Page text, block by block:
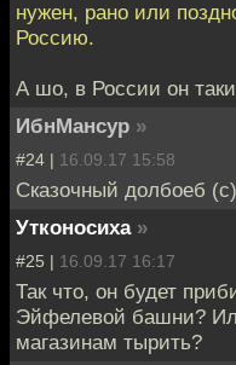
нужен, рано или
Россию.
А шо, в России он
ИбнМансур »
#24 | 16.09.17 15:58
Сказочный долбоеб (с)
Утконосиха »
#25 | 16.09.17 16:17
Так что, он будет
Эйфелевой башни?
магазинам тырить?